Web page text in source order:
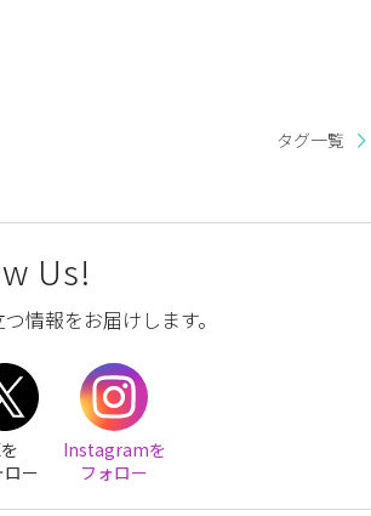
タグ一覧
Us!
情報をお届けします。
ロー
Instagramを
フォロー